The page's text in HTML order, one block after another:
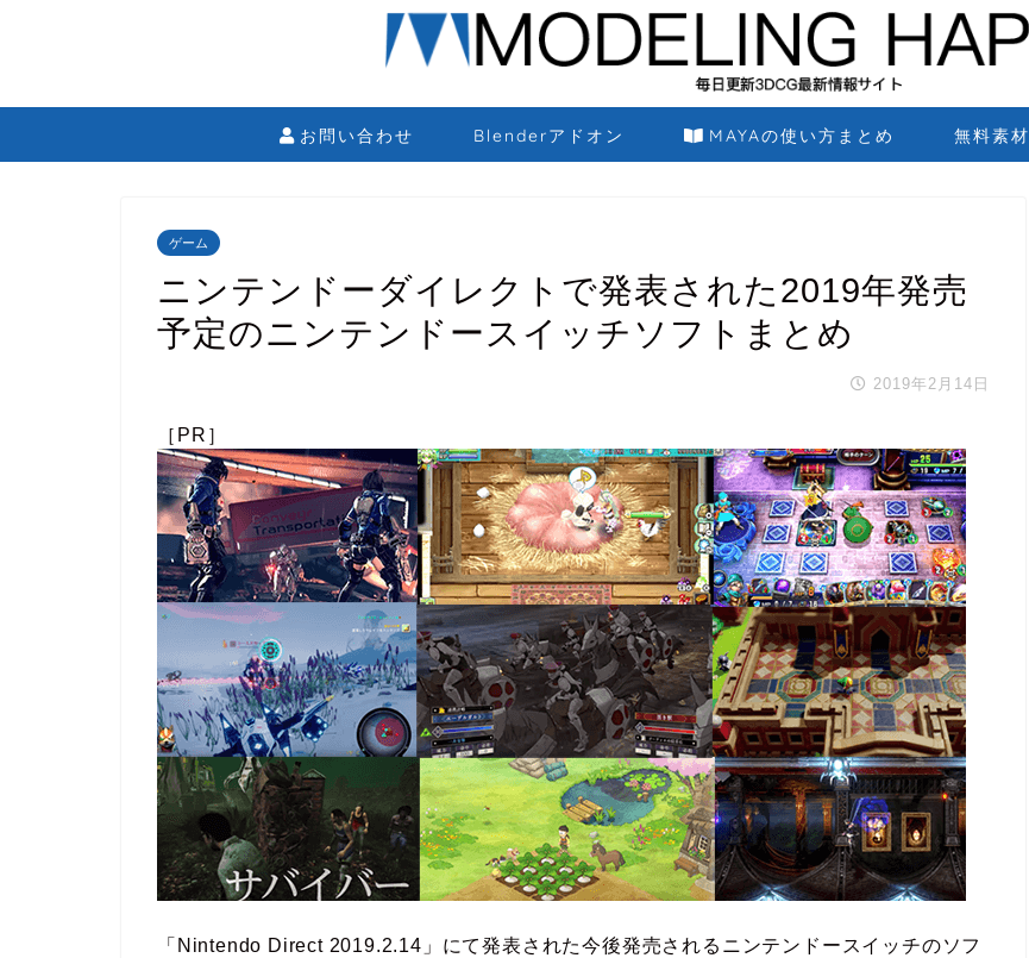
お問い合わせ Blenderアドオン MAYAの使い方まとめ 無料素材
ゲーム
ニンテンドーダイレクトで発表された2019年発売
予定のニンテンドースイッチソフトまとめ
2019年2月14日
［PR］
「Nintendo Direct 2019.2.14」にて発表された今後発売されるニンテンドースイッチのソフ